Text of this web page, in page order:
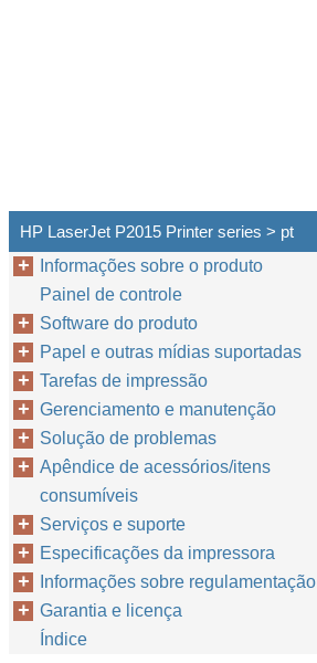
HP LaserJet P2015 Printer series > pt
Informações sobre o produto
Painel de controle
Software do produto
Papel e outras mídias suportadas
Tarefas de impressão
Gerenciamento e manutenção
Solução de problemas
Apêndice de acessórios/itens
consumíveis
Serviços e suporte
Especificações da impressora
Informações sobre regulamentação
Garantia e licença
Índice